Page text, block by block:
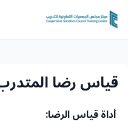
قياس رضا
أداة قياس الرضا: